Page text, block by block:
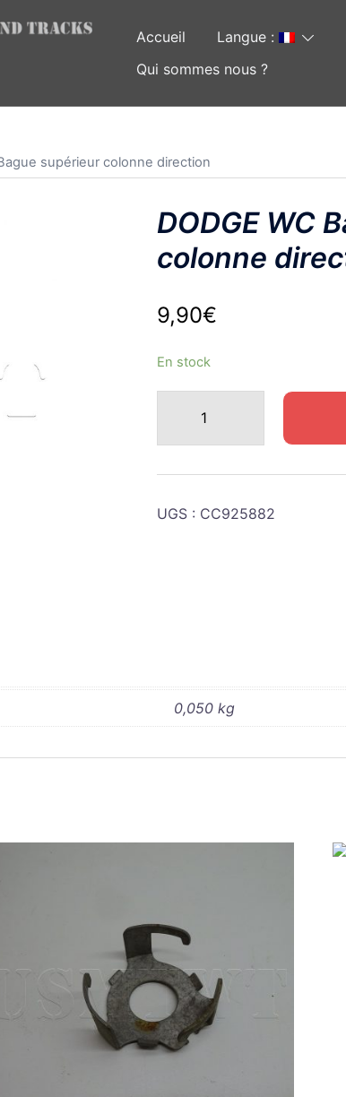
Accueil Langue :
Qui sommes nous ?
supérieur colonne direction
DODGE WC
colonne
9,90€
En stock
DODGE
WC
supérieur
UGS : CC925882
0,050 kg